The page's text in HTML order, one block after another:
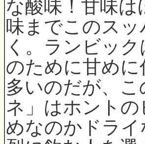
な酸味！甘味
味までこのス
く。ランビッ
のために甘め
多いのだが、
ネ」はホント
めなのかドラ